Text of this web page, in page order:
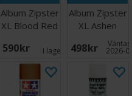
3
Album Zipster
XL Blood Red
590 SEK I lager: 6
Album Zipster
XL Ashen
White 24-
pocket
498 SEK 2026-